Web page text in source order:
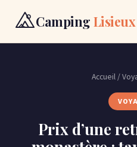
Camping Lisieux
Camping
Accueil/
Prix d’une